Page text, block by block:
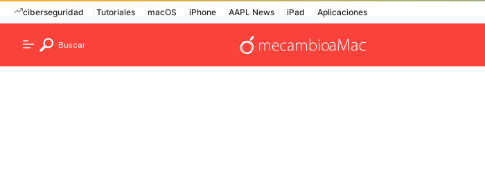
ciberseguridad Tutoriales macOS iPhone AAPL News iPad Aplicaciones
Buscar